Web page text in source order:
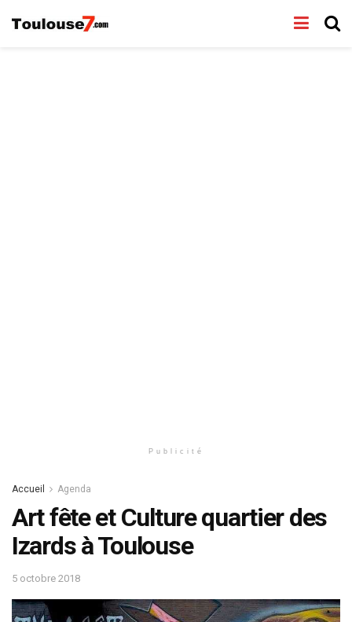
Publicité
Accueil Agenda
Art fête et Culture quartier des
Izards à Toulouse
5 octobre 2018